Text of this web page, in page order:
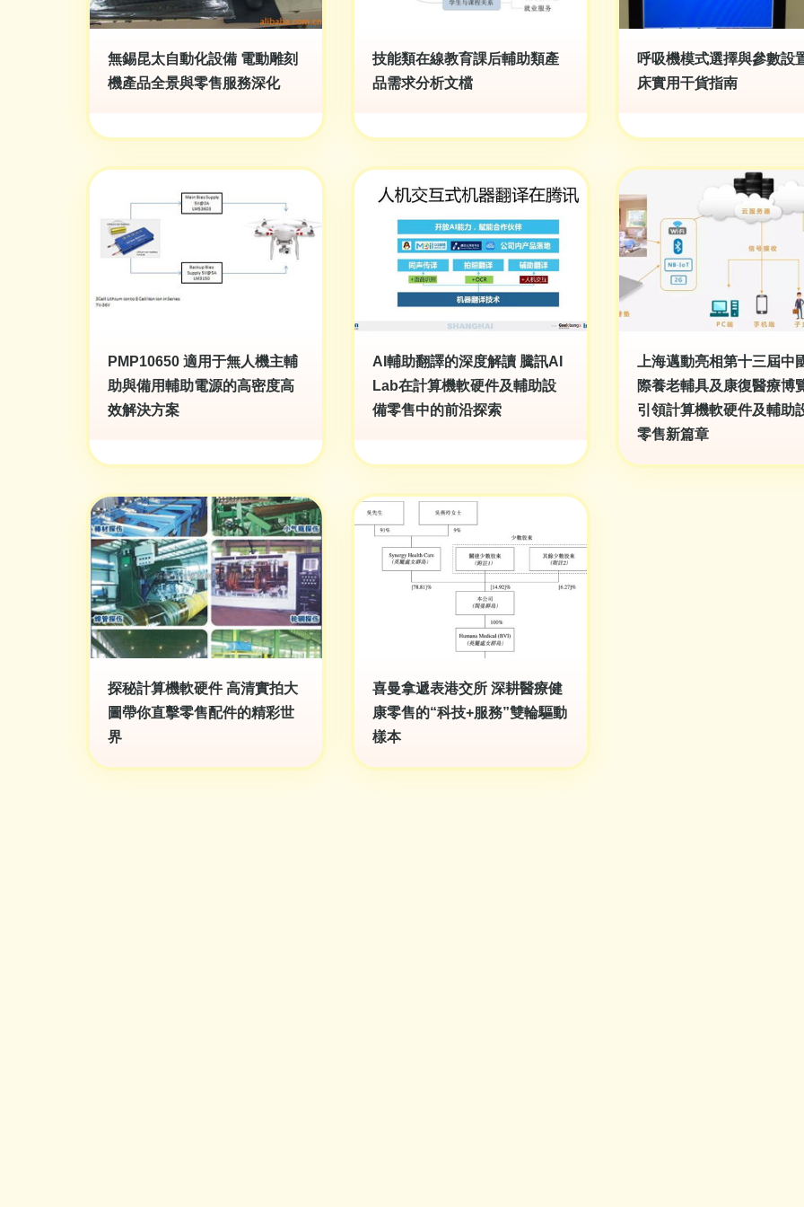
無錫昆太自動化設備 電動雕刻
機產品全景與零售服務深化
技能類在線教育課后輔助類產
品需求分析文檔
呼吸機模式選擇與參數設
床實用干貨指南
PMP10650 適用于無人機主輔
助與備用輔助電源的高密度高
效解決方案
AI輔助翻譯的深度解讀 騰訊AI
Lab在計算機軟硬件及輔助設
備零售中的前沿探索
上海邁動亮相第十三屆中
際養老輔具及康復醫療博
引領計算機軟硬件及輔助
零售新篇章
探秘計算機軟硬件 高清實拍大
圖帶你直擊零售配件的精彩世
界
喜曼拿遞表港交所 深耕醫療健
康零售的“科技+服務”雙輪驅動
樣本